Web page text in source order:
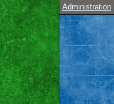
Administration